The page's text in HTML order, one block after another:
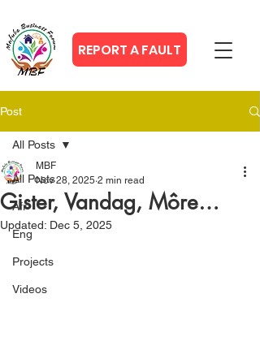
REPORT A FAULT
Post
All Posts
Afr
Eng
Projects
Videos
All Posts
Gister, Vandag, Môre…
MBF
Nov 28, 2025 2 min read
Updated: Dec 5, 2025